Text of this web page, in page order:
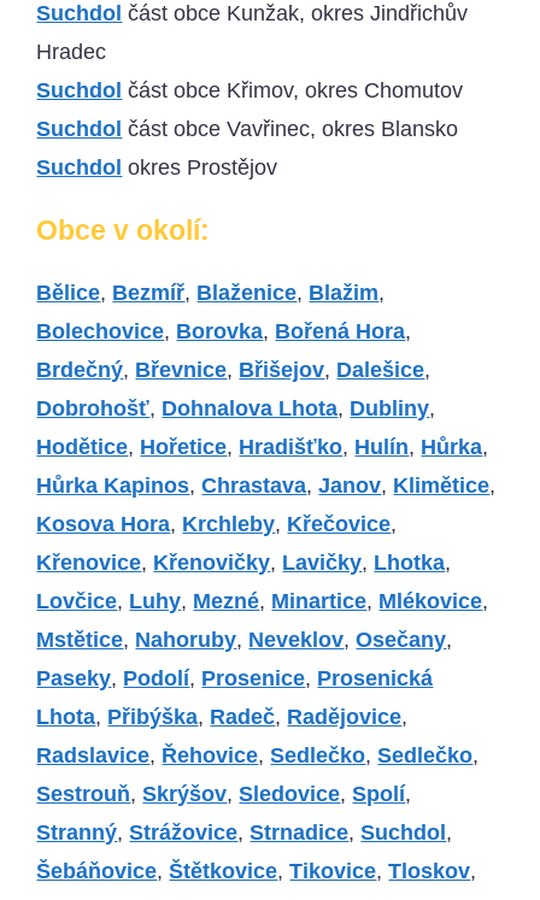
Suchdol část obce Kunžak, okres Jindřichův
Hradec
Suchdol část obce Křimov, okres Chomutov
Suchdol část obce Vavřinec, okres Blansko
Suchdol okres Prostějov
Obce v okolí:
Bělice, Bezmíř, Blaženice, Blažim,
Bolechovice, Borovka, Bořená Hora,
Brdečný, Břevnice, Břišejov, Dalešice,
Dobrohošť, Dohnalova Lhota, Dubliny,
Hodětice, Hořetice, Hradišťko, Hulín, Hůrka,
Hůrka Kapinos,Chrastava,Janov, Klimětice,
Kosova Hora, Krchleby, Křečovice,
Křenovice, Křenovičky, Lavičky, Lhotka,
Lovčice, Luhy, Mezné, Minartice, Mlékovice,
Mstětice, Nahoruby, Neveklov,Osečany,
Paseky, Podolí, Prosenice, Prosenická
Lhota, Přibýška, Radeč, Radějovice,
Radslavice, Řehovice,Sedlečko,Sedlečko,
Sestrouň,Skrýšov,Sledovice,Spolí,
Stranný,Strážovice,Strnadice,Suchdol ,
Šebáňovice,Štětkovice,Tikovice,Tloskov,